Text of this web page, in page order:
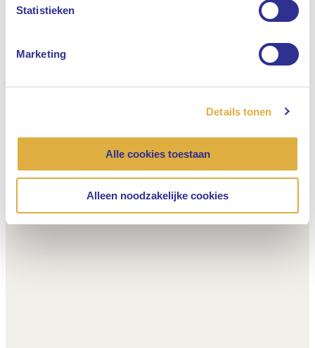
Statistieken
Marketing
Details tonen
Alle cookies toestaan
Alleen noodzakelijke cookies